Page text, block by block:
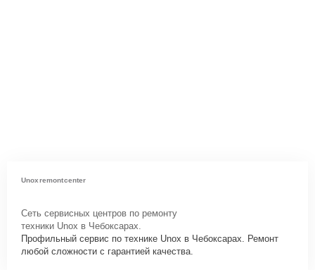
Unoxremontcenter
Сеть сервисных центров по ремонту
техники Unox в Чебоксарах.
Профильный сервис по технике Unox в Чебоксарах. Ремонт
любой сложности с гарантией качества.